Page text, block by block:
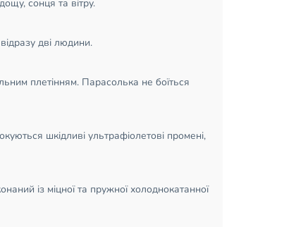
сонця та вітру.
дві людини.
плетінням. Парасолька не боїться
шкідливі ультрафіолетові промені,
із міцної та пружної холоднокатанної